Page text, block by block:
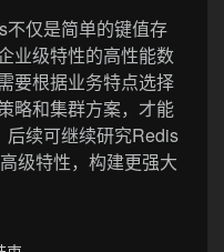
仅是简单的键值存
业级特性的高性能数
要根据业务特点选择
略和集群方案，才能
续可继续研究Redis
级特性，构建更强大